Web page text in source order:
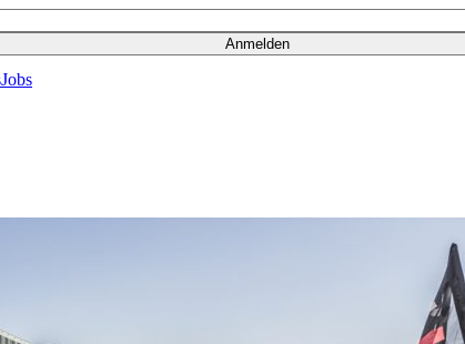
Anmelden
Jobs